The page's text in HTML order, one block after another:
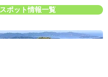
スポット情報一覧